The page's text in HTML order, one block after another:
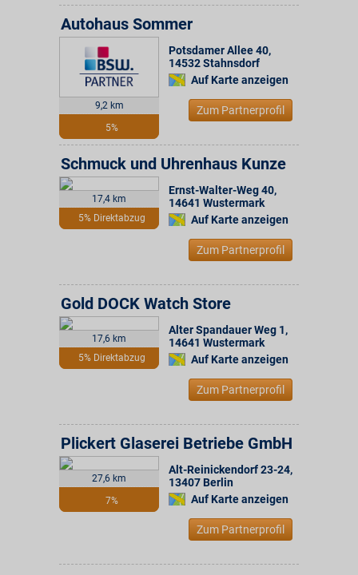
9,2 km
5%
Autohaus Sommer
Potsdamer Allee 40,
14532Stahnsdorf
Auf Karte anzeigen
Zum Partnerprofil
17,4 km
5% Direktabzug
Schmuck und Uhrenhaus Kunze
Ernst-Walter-Weg 40,
14641 Wustermark
Auf Karte anzeigen
Zum Partnerprofil
17,6 km
5% Direktabzug
Gold DOCK Watch Store
Alter Spandauer Weg 1,
14641 Wustermark
Auf Karte anzeigen
Zum Partnerprofil
27,6 km
7%
Plickert Glaserei Betriebe GmbH
Alt-Reinickendorf 23-24,
13407 Berlin
Auf Karte anzeigen
Zum Partnerprofil